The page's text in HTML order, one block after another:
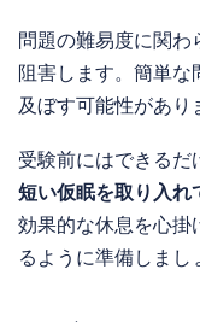
問題の難易度に関わ
阻害します。簡単な
及ぼす可能性があり
受験前にはできるだ
短い仮眠を取り入れ
効果的な休息を心掛
るように準備しまし